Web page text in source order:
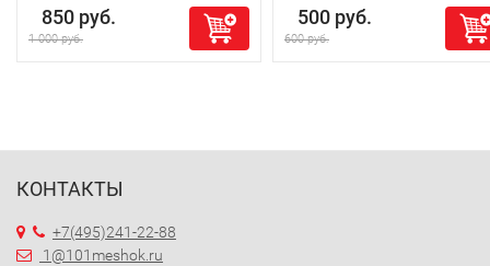
850 руб.
1 000 руб.
500 руб.
600 руб.
КОНТАКТЫ
+7(495)241-22-88
1@101meshok.ru